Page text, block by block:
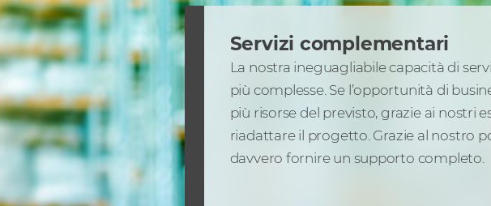
Servizi complementari
La nostra ineguagliabile capacità di
più complesse. Se l’opportunità di
più risorse del previsto, grazie ai nostri
riadattare il progetto. Grazie al nostro
davvero fornire un supporto completo.